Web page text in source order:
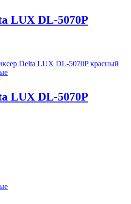
LUX DL-5070P
LUX DL-5070P